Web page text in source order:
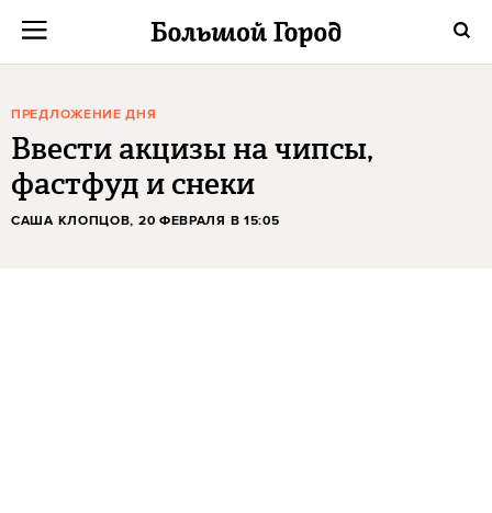
ПРЕДЛОЖЕНИЕ ДНЯ
Ввести акцизы на чипсы,
фастфуд и снеки
САША КЛОПЦОВ, 20 ФЕВРАЛЯ В 15:05